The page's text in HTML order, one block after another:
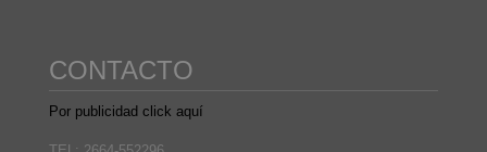
CONTACTO
Por publicidad click aquí